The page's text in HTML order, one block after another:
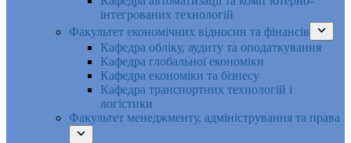
інтегрованих технологій
Факультет економічних відносин та фінансів
Кафедра обліку, аудиту та оподаткування
Кафедра глобальної економіки
Кафедра економіки та бізнесу
Кафедра транспортних технологій і
логістики
Факультет менеджменту, адміністрування та права